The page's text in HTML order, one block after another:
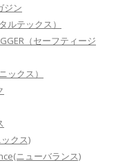
ジン
ルテックス）
（セーフティージ
ックス）
クス)
ニューバランス)